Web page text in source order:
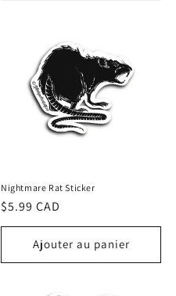
Nightmare Rat Sticker
Prix
habituel
$5.99 CAD
Ajouter au panier